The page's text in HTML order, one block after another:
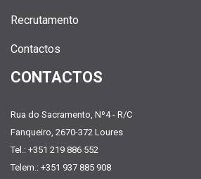
Recrutamento
Contactos
CONTACTOS
Rua do Sacramento, Nº4 - R/C
Fanqueiro, 2670-372 Loures
Tel.: +351 219 886 552
Telem.: +351 937 885 908